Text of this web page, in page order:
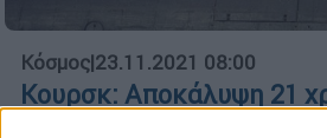
Κόσμος|23.11.2021 08:00
Κουρσκ: Αποκάλυψη 21